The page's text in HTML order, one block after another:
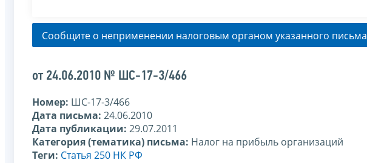
Сообщите о неприменении налоговым органом указанного письма
от 24.06.2010 № ШС-17-3/466
Номер: ШС-17-3/466
Дата письма: 24.06.2010
Дата публикации: 29.07.2011
Категория (тематика) письма: Налог на прибыль организаций
Теги: Статья 250 НК РФ